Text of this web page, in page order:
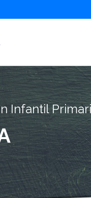
Infantil